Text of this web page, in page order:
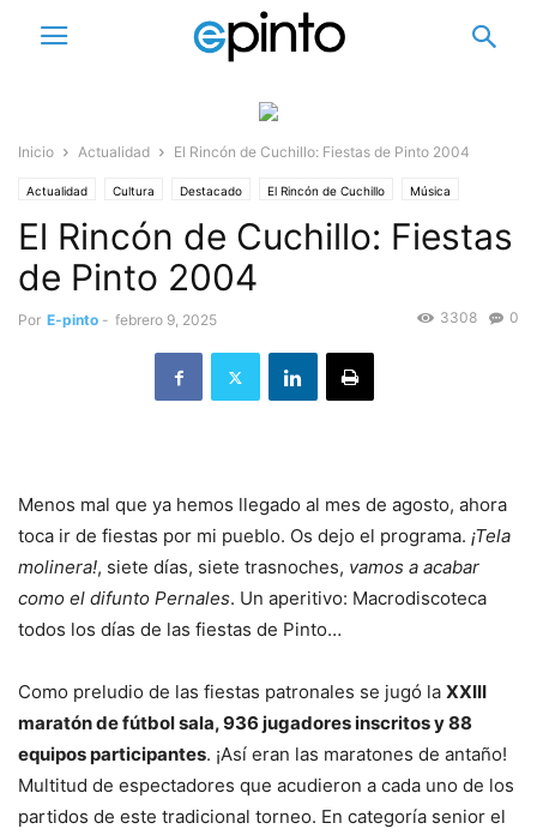
Inicio Actualidad El Rincón de Cuchillo: Fiestas de Pinto 2004
Actualidad Cultura Destacado El Rincón de Cuchillo Música
El Rincón de Cuchillo: Fiestas
de Pinto 2004
Por E-pinto - febrero 9, 2025 0
3308
Menos mal que ya hemos llegado al mes de agosto, ahora
toca ir de fiestas por mi pueblo. Os dejo el programa. ¡Tela
molinera!, siete días, siete trasnoches, vamos a acabar
como el difunto Pernales. Un aperitivo: Macrodiscoteca
todos los días de las fiestas de Pinto…
Como preludio de las fiestas patronales se jugó la XXIII
maratón de fútbol sala, 936 jugadores inscritos y 88
equipos participantes. ¡Así eran las maratones de antaño!
Multitud de espectadores que acudieron a cada uno de los
partidos de este tradicional torneo. En categoría senior el